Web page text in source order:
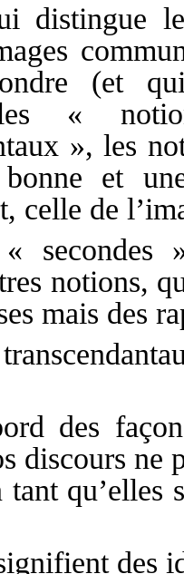
distingue
(et
les «
», les
et
celle de
secondes
notions,
mais des
des
discours ne
qu’elles
des